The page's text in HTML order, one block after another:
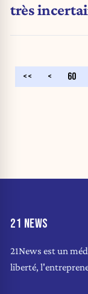
très
<< < 60
21 NEWS
21News est un
liberté,